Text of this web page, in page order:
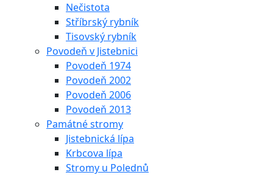
Nečistota
Stříbrský rybník
Tisovský rybník
Povodeň v Jistebnici
Povodeň 1974
Povodeň 2002
Povodeň 2006
Povodeň 2013
Památné stromy
Jistebnická lípa
Krbcova lípa
Stromy u Polednů